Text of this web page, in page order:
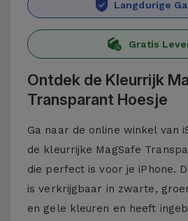
Langdurige
Gratis
Ontdek de Kleurrijk
Transparant Hoesje
Ga naar de online winkel van
de kleurrijke MagSafe
die perfect is voor je iPhone.
is verkrijgbaar in zwarte,
en gele kleuren en heeft